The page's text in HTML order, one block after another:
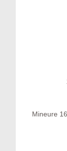
Mineure